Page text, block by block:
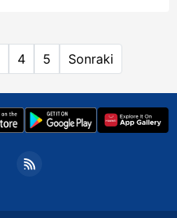
istemiyoruz" diye
4 5 Sonraki